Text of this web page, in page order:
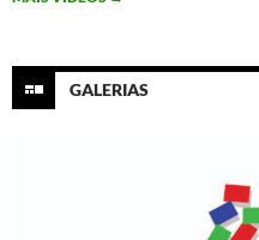
GALERIAS